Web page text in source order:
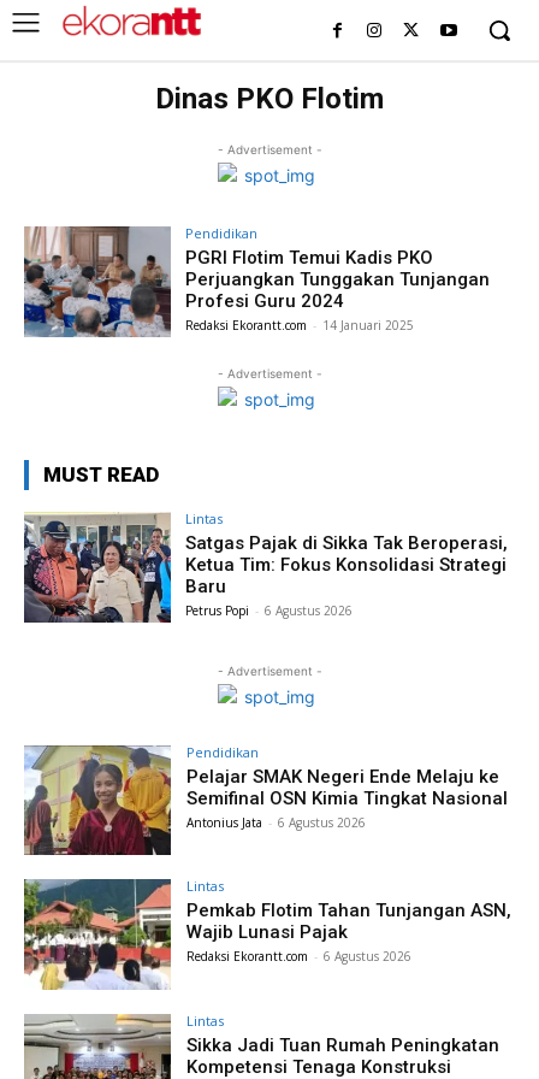
Dinas PKO Flotim
- Advertisement -
Pendidikan
PGRI Flotim Temui Kadis PKO
Perjuangkan Tunggakan Tunjangan
Profesi Guru 2024
Redaksi Ekorantt.com - 14 Januari 2025
- Advertisement -
MUST READ
Lintas
Satgas Pajak di Sikka Tak Beroperasi,
Ketua Tim: Fokus Konsolidasi Strategi
Baru
Petrus Popi - 6 Agustus 2026
- Advertisement -
Pendidikan
Pelajar SMAK Negeri Ende Melaju ke
Semifinal OSN Kimia Tingkat Nasional
Antonius Jata - 6 Agustus 2026
Lintas
Pemkab Flotim Tahan Tunjangan ASN,
Wajib Lunasi Pajak
Redaksi Ekorantt.com - 6 Agustus 2026
Lintas
Sikka Jadi Tuan Rumah Peningkatan
Kompetensi Tenaga Konstruksi